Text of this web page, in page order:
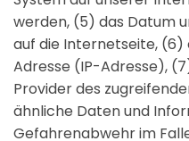
werden, (5) das Datum
auf die Internetseite,
Adresse (IP-Adresse),
Provider des
ähnliche Daten und
Gefahrenabwehr im